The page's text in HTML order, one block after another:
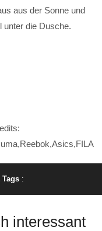
aus der Sonne und
unter die Dusche.
Tags :
interessant